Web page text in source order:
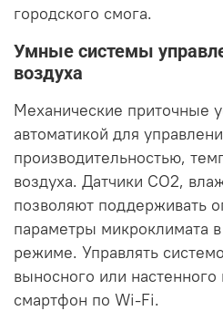
городского смога.
Умные системы
воздуха
Механические приточные
автоматикой для
производительностью,
воздуха. Датчики CO2,
позволяют поддерживать
параметры микроклимата
режиме. Управлять
выносного или настенного
смартфон по Wi-Fi.